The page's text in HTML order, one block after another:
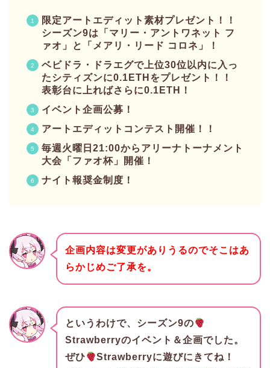
限定アートエディット素材プレゼント！！
シーズン9は「マリー・アントワネット フ
ァオ」と「メアリ・リード コロネ」！
ベビドラ・ドラエグで上位30位以内に入っ
たシティズンに0.1ETHをプレゼント！！
表彰台に上ればさらに0.1ETH！
イベント企画公募！
アートエディットコンテスト開催！！
毎週火曜日21:00からアリーナトーナメント
大会「ファオ杯」開催！
ナイト報奨金制度！
企画内容は変更がありうるのでそこはあ
らかじめご了承を。
というわけで、シーズン9の
Strawberryのイベント＆企画でした。
ぜひ
Strawberryに遊びにきてね！